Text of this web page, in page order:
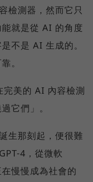
檢測器，然而它只
就是從 AI 的角度
不是 AI 生成的。
。
美的 AI 內容檢測
它們」。
生那刻起，便很難
4，從微軟
慢慢成為社會的